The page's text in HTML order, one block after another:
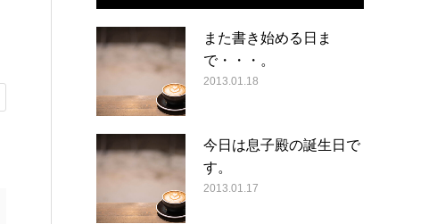
また書き始める日ま
で・・・。
2013.01.18
今日は息子殿の誕生日で
す。
2013.01.17